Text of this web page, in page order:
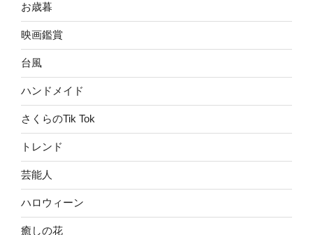
お歳暮
映画鑑賞
台風
ハンドメイド
さくらのTik Tok
トレンド
芸能人
ハロウィーン
癒しの花